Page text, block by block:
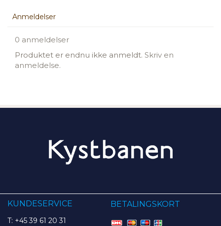
Anmeldelser
0 anmeldelser
Produktet er endnu ikke anmeldt. Skriv en
anmeldelse.
KUNDESERVICE
T: +45 39 61 20 31
BETALINGSKORT